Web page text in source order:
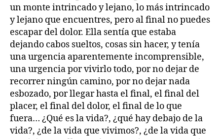
un monte intrincado y lejano, lo más intrincado
y lejano que encuentres, pero al final no puedes
escapar del dolor. Ella sentía que estaba
dejando cabos sueltos, cosas sin hacer, y tenía
una urgencia aparentemente incomprensible,
una urgencia por vivirlo todo, por no dejar de
recorrer ningún camino, por no dejar nada
esbozado, por llegar hasta el final, el final del
placer, el final del dolor, el final de lo que
fuera… ¿Qué es la vida?, ¿qué hay debajo de la
vida?, ¿de la vida que vivimos?, ¿de la vida que